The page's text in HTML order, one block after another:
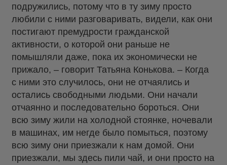
подружились, потому что в ту зиму просто
любили с ними разговаривать, видели, как они
постигают премудрости гражданской
активности, о которой они раньше не
помышляли даже, пока их экономически не
прижало, – говорит Татьяна Конькова. – Когда
с ними это случилось, они не отчаялись и
остались свободными людьми. Они начали
отчаянно и последовательно бороться. Они
всю зиму жили на холодной стоянке, ночевали
в машинах, им негде было помыться, поэтому
всю зиму они приезжали к нам домой. Они
приезжали, мы здесь пили чай, и они просто на